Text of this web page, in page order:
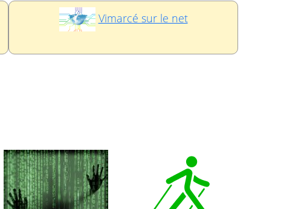
Vimarcé sur le net